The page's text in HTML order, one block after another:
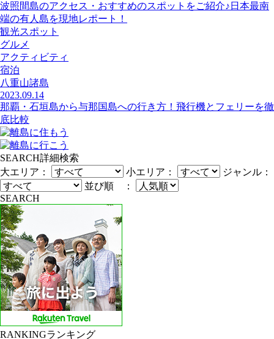
波照間島のアクセス・おすすめのスポットをご紹介♪日本最南
端の有人島を現地レポート！
観光スポット
グルメ
アクティビティ
宿泊
八重山諸島
2023.09.14
那覇・石垣島から与那国島への行き方！飛行機とフェリーを徹
底比較
SEARCH詳細検索
大エリア：
小エリア：
ジャンル：
並び順 ：
SEARCH
RANKINGランキング